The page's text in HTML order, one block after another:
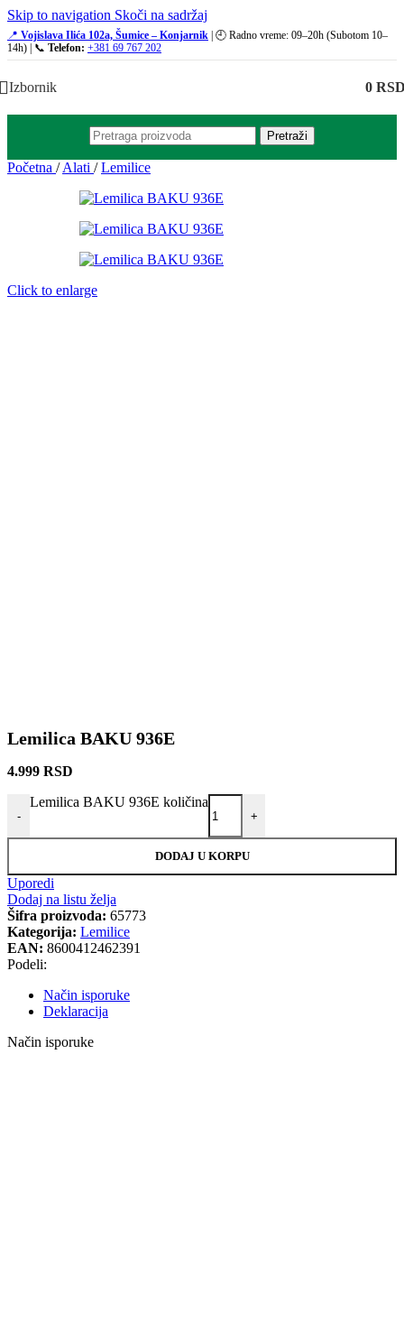
Skip to navigation Skoči na sadržaj
📍 Vojislava Ilića 102a, Šumice – Konjarnik | 🕘 Radno vreme: 09–20h (Subotom 10–
14h) | 📞 Telefon: +381 69 767 202
Izbornik 0
Pretraži
Početna / Alati / Lemilice
Click to enlarge
Lemilica BAKU 936E
4.999 RSD
-
Lemilica BAKU 936E količina
+
DODAJ U KORPU
Uporedi
Dodaj na listu želja
Šifra proizvoda: 65773
Kategorija: Lemilice
EAN: 8600412462391
Podeli:
Način isporuke
Deklaracija
Način isporuke